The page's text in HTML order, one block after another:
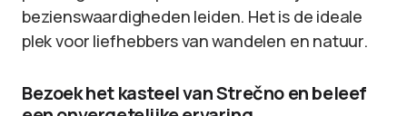
bezienswaardigheden leiden. Het is de ideale
plek voor liefhebbers van wandelen en natuur.
Bezoek het kasteel van Strečno en beleef